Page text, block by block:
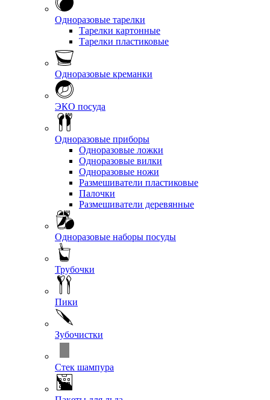
Одноразовые тарелки
Тарелки картонные
Тарелки пластиковые
Одноразовые креманки
ЭКО посуда
Одноразовые приборы
Одноразовые ложки
Одноразовые вилки
Одноразовые ножи
Размешиватели пластиковые
Палочки
Размешиватели деревянные
Одноразовые наборы посуды
Трубочки
Пики
Зубочистки
Стек шампура